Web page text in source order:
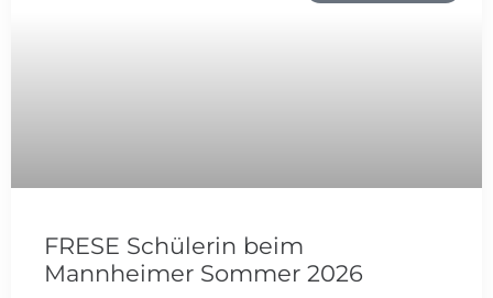
FRESE Schülerin beim
Mannheimer Sommer 2026